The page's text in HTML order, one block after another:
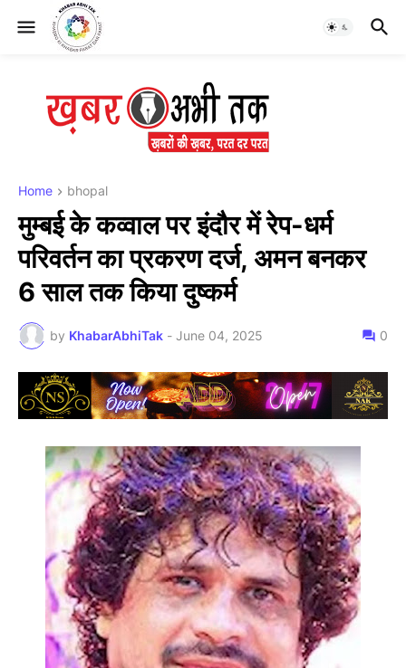
Home bhopal
मुम्बई के कव्वाल पर इंदौर में रेप-धर्म
परिवर्तन का प्रकरण दर्ज, अमन बनकर
6 साल तक किया दुष्कर्म
by KhabarAbhiTak - June 04, 2025 0